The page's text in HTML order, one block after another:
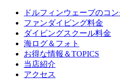
ドルフィンウェーブのコン
ファンダイビング料金
ダイビングスクール料金
海ログ＆フォト
お得な情報＆TOPICS
当店紹介
アクセス